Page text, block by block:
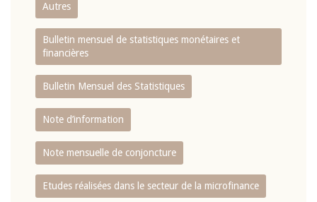
Autres
Bulletin mensuel de statistiques monétaires et
financières
Bulletin Mensuel des Statistiques
Note d’information
Note mensuelle de conjoncture
Etudes réalisées dans le secteur de la microfinance